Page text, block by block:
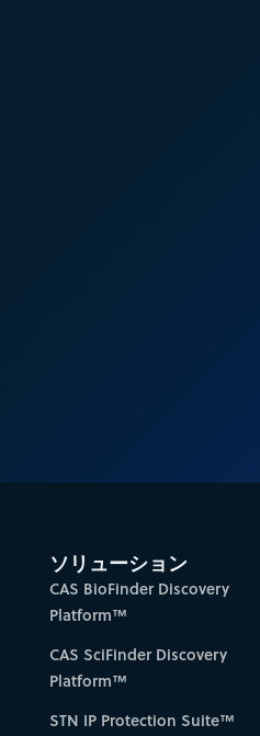
ソリューション
CAS BioFinder Discovery
Platform™
CAS SciFinder Discovery
Platform™
STN IP Protection Suite™